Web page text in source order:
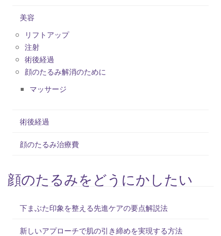
美容
リフトアップ
注射
術後経過
顔のたるみ解消のために
マッサージ
術後経過
顔のたるみ治療費
顔のたるみをどうにかしたい
下まぶた印象を整える先進ケアの要点解説法
新しいアプローチで肌の引き締めを実現する方法